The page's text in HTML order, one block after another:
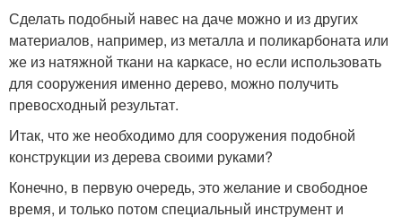
Сделать подобный навес на даче можно и из других
материалов, например, из металла и поликарбоната или
же из натяжной ткани на каркасе, но если использовать
для сооружения именно дерево, можно получить
превосходный результат.
Итак, что же необходимо для сооружения подобной
конструкции из дерева своими руками?
Конечно, в первую очередь, это желание и свободное
время, и только потом специальный инструмент и